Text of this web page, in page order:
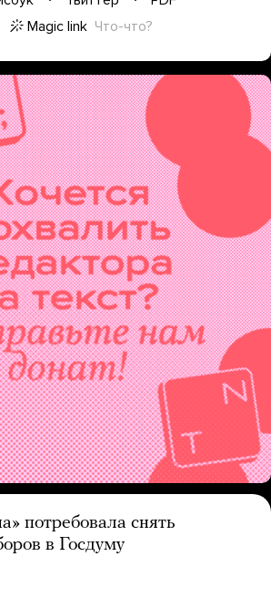
Magic link Что-что?
потребовала снять
в Госдуму